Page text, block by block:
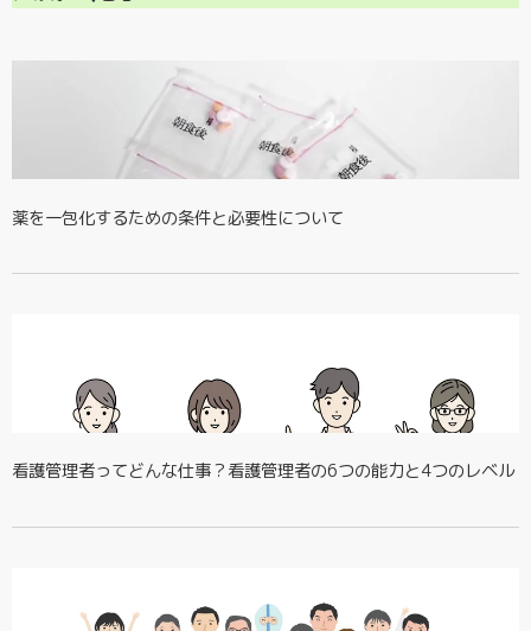
薬を一包化するための条件と必要性について
看護管理者ってどんな仕事？看護管理者の6つの能力と4つのレベル